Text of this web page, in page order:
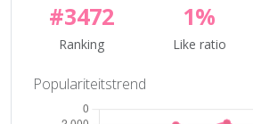
#3472
Ranking
1%
Like ratio
Populariteitstrend